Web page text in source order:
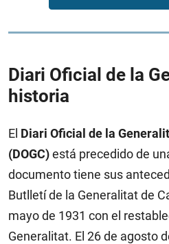
Diari Oficial de la
historia
El Diari Oficial de la
(DOGC)está precedido de
documento tiene sus
Butlletí de la Generalitat de
mayo de 1931 con el
Generalitat. El 26 de agosto